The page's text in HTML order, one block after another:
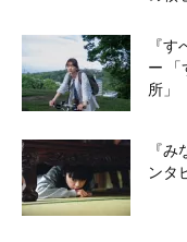
『
ー 「
所」
『
ンタ